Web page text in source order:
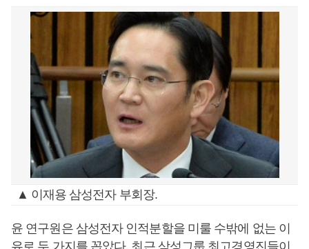
▲ 이재용 삼성전자 부회장.
윤 연구원은 삼성전자 인적분할을 미룰 수밖에 없는 이
유로 두 가지를 꼽았다. 최근 삼성그룹 최고경영진들이